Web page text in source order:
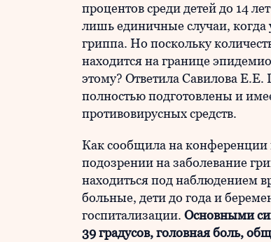
процентов среди детей до 14
лишь единичные случаи, когда
гриппа. Но поскольку
находится на границе
этому? Ответила Савилова
полностью подготовлены и
противовирусных средств.
Как сообщила на
подозрении на заболевание
находиться под наблюдением
больные, дети до года и
госпитализации. Основными
39 градусов, головная боль,